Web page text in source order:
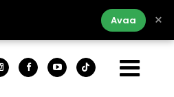
Avaa ×